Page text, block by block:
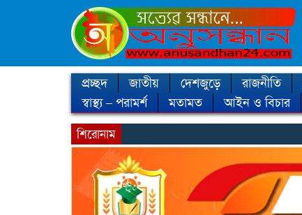
প্রচ্ছদ জাতীয় দেশজুড়ে রাজনীতি
স্বাস্থ্য – পরামর্শ
মতামত আইন ও বিচার
শিরোনাম